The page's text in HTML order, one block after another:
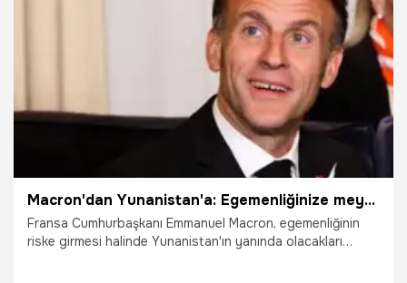
Macron'dan Yunanistan'a: Egemenliğinize meydan okunursa burada olacağız
Fransa Cumhurbaşkanı Emmanuel Macron, egemenliğinin
riske girmesi halinde Yunanistan'ın yanında olacakları